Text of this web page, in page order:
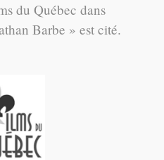
du Québec dans
Barbe » est cité.